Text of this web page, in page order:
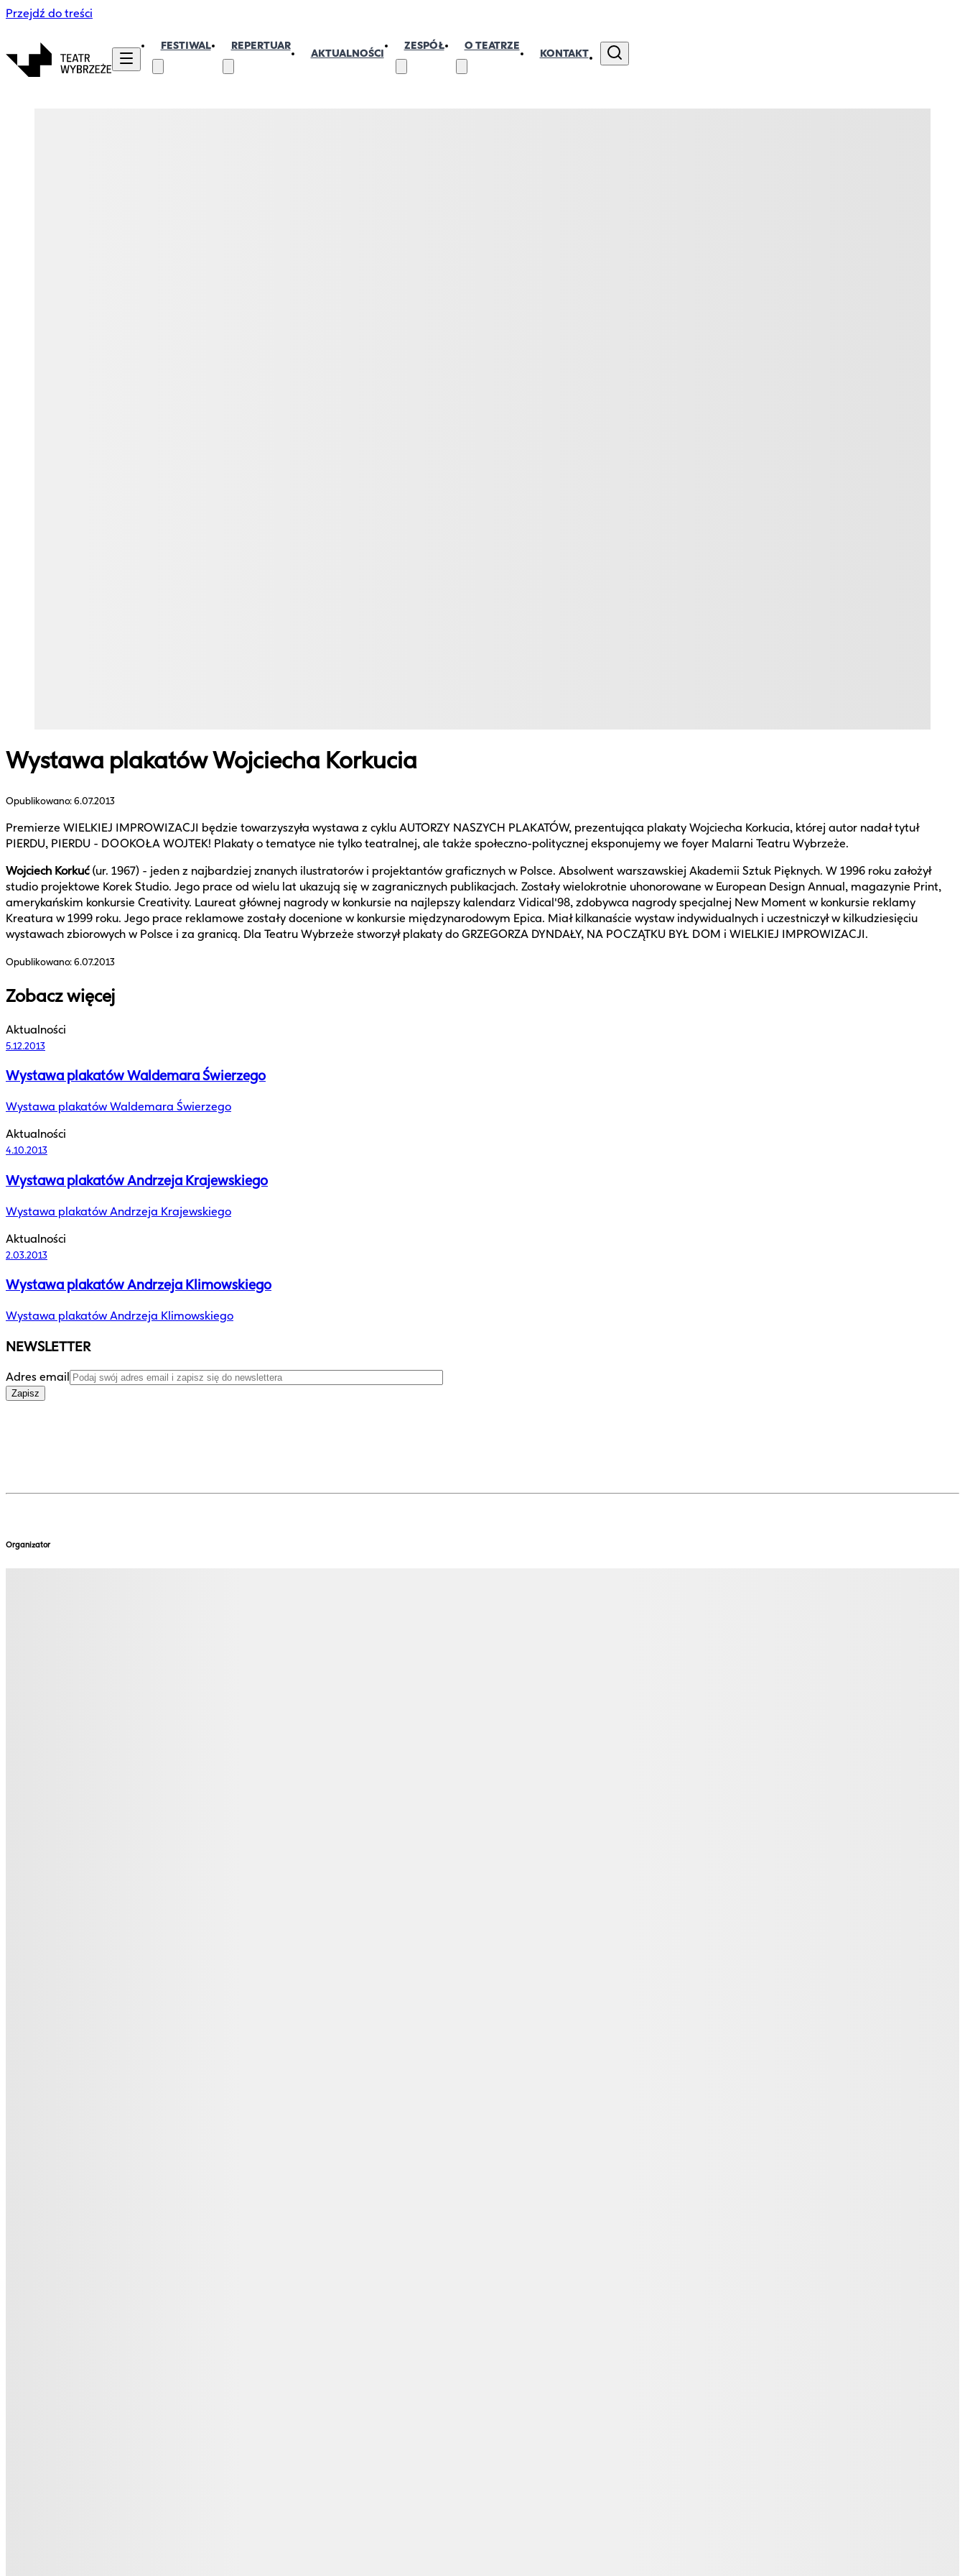
Przejdź do treści
FESTIWAL REPERTUAR
AKTUALNOŚCI
ZESPÓŁ O TEATRZE
KONTAKT
Wystawa plakatów Wojciecha Korkucia
Opublikowano:6.07.2013
Premierze WIELKIEJ IMPROWIZACJI będzie towarzyszyła wystawa z cyklu AUTORZY NASZYCH PLAKATÓW, prezentująca plakaty Wojciecha Korkucia, której autor nadał tytuł
PIERDU, PIERDU - DOOKOŁA WOJTEK! Plakaty o tematyce nie tylko teatralnej, ale także społeczno-politycznej eksponujemy we foyer Malarni Teatru Wybrzeże.
Wojciech Korkuć(ur. 1967) - jeden z najbardziej znanych ilustratorów i projektantów graficznych w Polsce. Absolwent warszawskiej Akademii Sztuk Pięknych. W 1996 roku założył
studio projektowe Korek Studio. Jego prace od wielu lat ukazują się w zagranicznych publikacjach. Zostały wielokrotnie uhonorowane w European Design Annual, magazynie Print,
amerykańskim konkursie Creativity. Laureat głównej nagrody w konkursie na najlepszy kalendarz Vidical'98, zdobywca nagrody specjalnej New Moment w konkursie reklamy
Kreatura w 1999 roku. Jego prace reklamowe zostały docenione w konkursie międzynarodowym Epica. Miał kilkanaście wystaw indywidualnych i uczestniczył w kilkudziesięciu
wystawach zbiorowych w Polsce i za granicą. Dla Teatru Wybrzeże stworzył plakaty do GRZEGORZA DYNDAŁY, NA POCZĄTKU BYŁ DOM i WIELKIEJ IMPROWIZACJI.
Opublikowano:6.07.2013
Zobacz więcej
Aktualności
5.12.2013
Wystawa plakatów Waldemara Świerzego
Wystawa plakatów Waldemara Świerzego
Aktualności
4.10.2013
Wystawa plakatów Andrzeja Krajewskiego
Wystawa plakatów Andrzeja Krajewskiego
Aktualności
2.03.2013
Wystawa plakatów Andrzeja Klimowskiego
Wystawa plakatów Andrzeja Klimowskiego
NEWSLETTER
Adres email
Zapisz
Organizator